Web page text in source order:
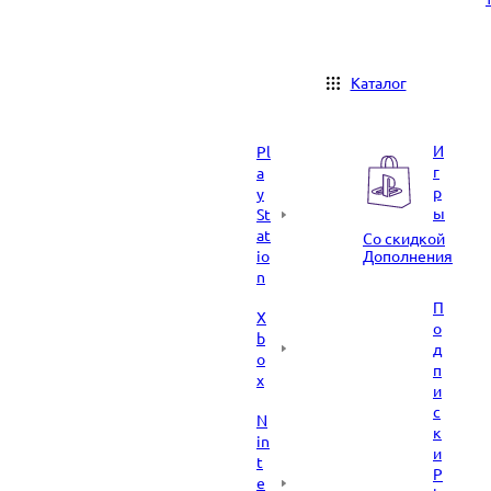
Каталог
Pl
a
y
St
at
io
n
X
b
o
x
N
in
t
e
И
г
р
ы
Со скидкой
Дополнения
П
о
д
п
и
с
к
и
P